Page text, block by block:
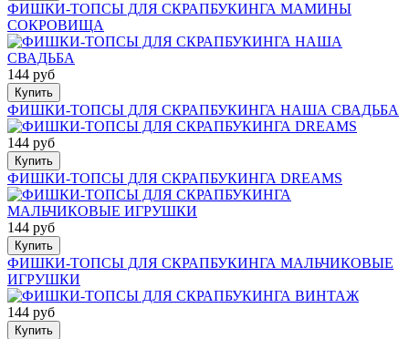
ФИШКИ-ТОПСЫ ДЛЯ СКРАПБУКИНГА МАМИНЫ
СОКРОВИЩА
144 руб
Купить
ФИШКИ-ТОПСЫ ДЛЯ СКРАПБУКИНГА НАША СВАДЬБА
144 руб
Купить
ФИШКИ-ТОПСЫ ДЛЯ СКРАПБУКИНГА DREAMS
144 руб
Купить
ФИШКИ-ТОПСЫ ДЛЯ СКРАПБУКИНГА МАЛЬЧИКОВЫЕ
ИГРУШКИ
144 руб
Купить